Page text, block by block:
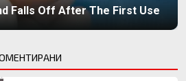
Falls Off After The First Use